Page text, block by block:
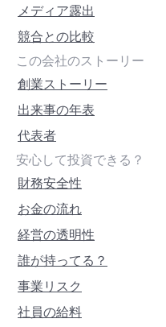
メディア露出
競合との比較
この会社のストーリー
創業ストーリー
出来事の年表
代表者
安心して投資できる？
財務安全性
お金の流れ
経営の透明性
誰が持ってる？
事業リスク
社員の給料